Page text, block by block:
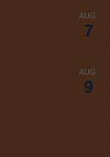
AUG.
7
AUG.
9